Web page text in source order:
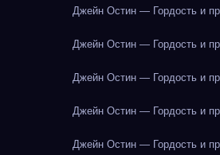
Джейн Остин — Гордость и
Джейн Остин — Гордость и
Джейн Остин — Гордость и
Джейн Остин — Гордость и
Джейн Остин — Гордость и